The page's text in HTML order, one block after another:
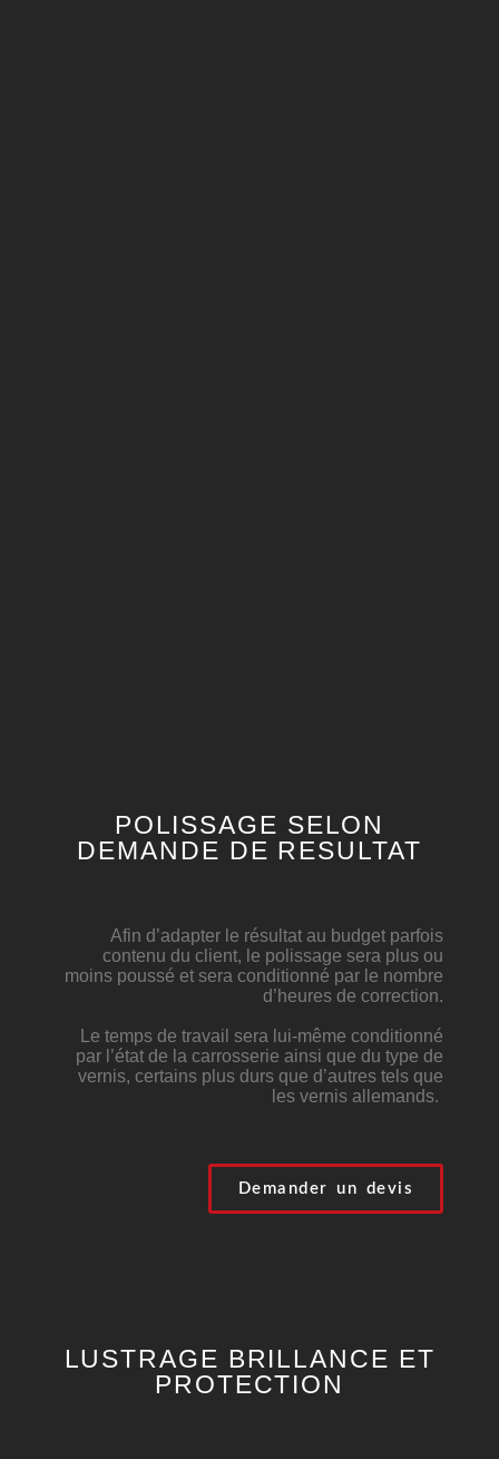
POLISSAGE SELON
DEMANDE DE RESULTAT
Afin d’adapter le résultat au budget parfois
contenu du client, le polissage sera plus ou
moins poussé et sera conditionné par le nombre
d’heures de correction.
Le temps de travail sera lui-même conditionné
par l’état de la carrosserie ainsi que du type de
vernis, certains plus durs que d’autres tels que
les vernis allemands.
Demander un devis
LUSTRAGE BRILLANCE ET
PROTECTION